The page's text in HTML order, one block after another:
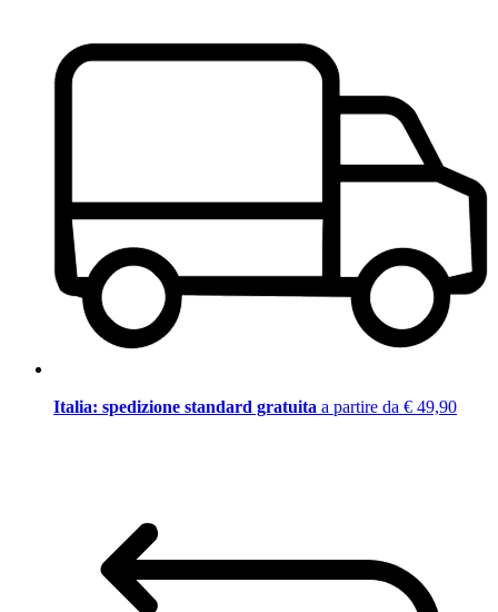
Italia: spedizione standard gratuita a partire da € 49,90